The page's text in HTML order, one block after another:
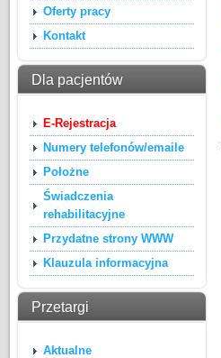
Oferty pracy
Kontakt
Dla pacjentów
E-Rejestracja
Numery telefonów/emaile
Położne
Świadczenia
rehabilitacyjne
Przydatne strony WWW
Klauzula informacyjna
Przetargi
Aktualne